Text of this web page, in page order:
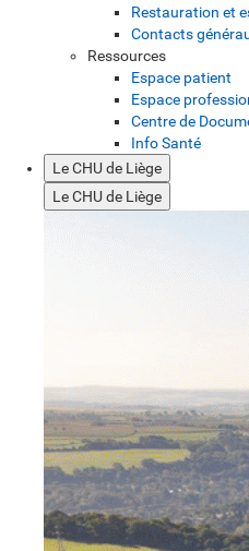
Restauration et
Contacts
Ressources
Espace patient
Espace
Centre de
Info Santé
Le CHU de Liège
Le CHU de Liège